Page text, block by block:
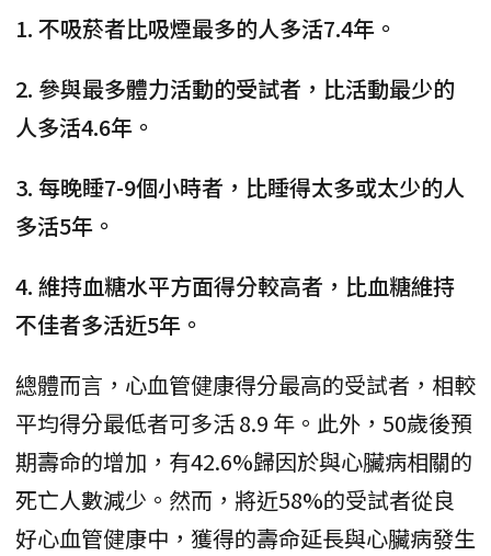
1. 不吸菸者比吸煙最多的人多活7.4年。
2. 參與最多體力活動的受試者，比活動最少的
人多活4.6年。
3. 每晚睡7-9個小時者，比睡得太多或太少的人
多活5年。
4. 維持血糖水平方面得分較高者，比血糖維持
不佳者多活近5年。
總體而言，心血管健康得分最高的受試者，相較
平均得分最低者可多活 8.9 年。此外，50歲後預
期壽命的增加，有42.6%歸因於與心臟病相關的
死亡人數減少。然而，將近58%的受試者從良
好心血管健康中，獲得的壽命延長與心臟病發生